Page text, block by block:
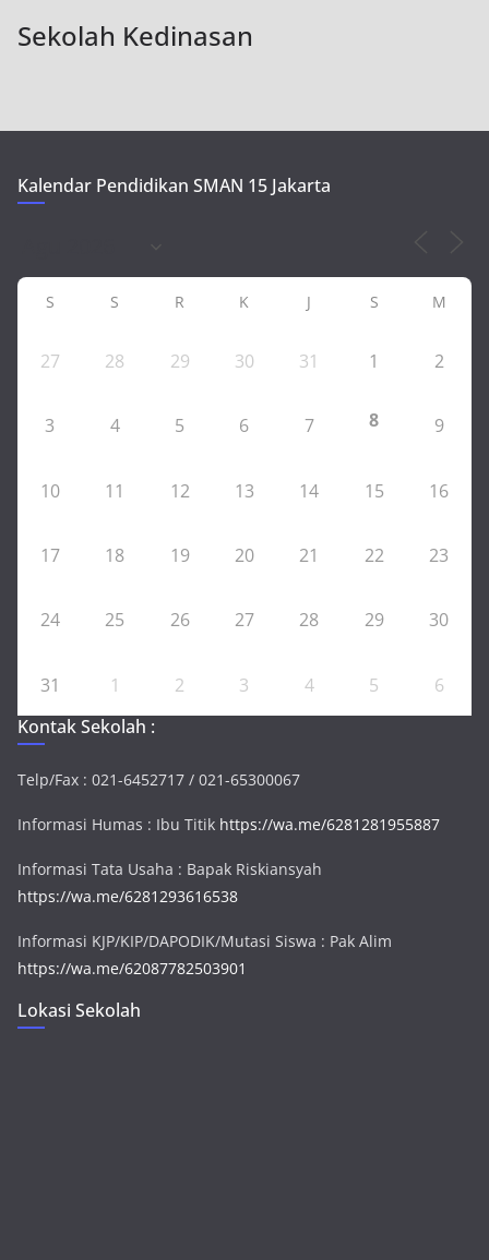
Sekolah Kedinasan
Kalendar Pendidikan SMAN 15 Jakarta
S S R K J S M
27 28 29 30 31 1 2
3 4 5 6 7 8 9
10 11 12 13 14 15 16
17 18 19 20 21 22 23
24 25 26 27 28 29 30
31 1 2 3 4 5
6
Kontak Sekolah :
Telp/Fax : 021-6452717 / 021-65300067
Informasi Humas : Ibu Titik https://wa.me/6281281955887
Informasi Tata Usaha : Bapak Riskiansyah
https://wa.me/6281293616538
Informasi KJP/KIP/DAPODIK/Mutasi Siswa : Pak Alim
https://wa.me/62087782503901
Lokasi Sekolah